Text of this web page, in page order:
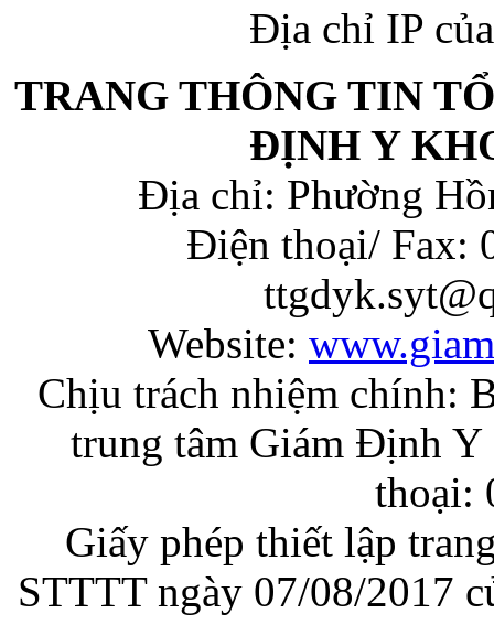
Địa chỉ IP
TRANG THÔNG TIN
ĐỊNH Y
Địa chỉ: Phường
Điện thoại/ Fax:
Website:
Chịu trách nhiệm chính:
trung tâm Giám Định
thoại:
Giấy phép thiết lập
STTTT ngày 07/08/2017